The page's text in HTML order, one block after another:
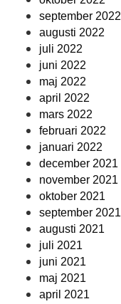
september 2022
augusti 2022
juli 2022
juni 2022
maj 2022
april 2022
mars 2022
februari 2022
januari 2022
december 2021
november 2021
oktober 2021
september 2021
augusti 2021
juli 2021
juni 2021
maj 2021
april 2021